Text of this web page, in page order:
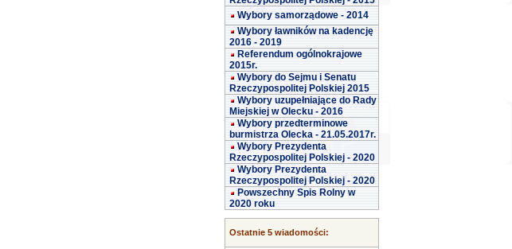
Wybory samorządowe - 2014
Wybory ławników na kadencję
2016 - 2019
Referendum ogólnokrajowe
2015r.
Wybory do Sejmu i Senatu
Rzeczypospolitej Polskiej 2015
Wybory uzupełniające do Rady
Miejskiej w Olecku - 2016
Wybory przedterminowe
burmistrza Olecka - 21.05.2017r.
Wybory Prezydenta
Rzeczypospolitej Polskiej - 2020
Wybory Prezydenta
Rzeczypospolitej Polskiej - 2020
Powszechny Spis Rolny w
2020 roku
Ostatnie 5 wiadomości: